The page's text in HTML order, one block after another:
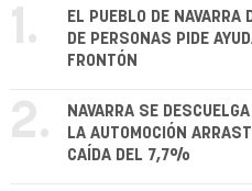
1.
EL PUEBLO DE NAVARRA
DE PERSONAS PIDE
FRONTÓN
2.
NAVARRA SE
LA AUTOMOCIÓN
CAÍDA DEL 7,7%